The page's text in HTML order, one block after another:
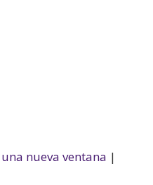
nueva ventana |